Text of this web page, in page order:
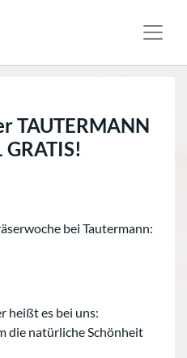
TAUTERMANN
bei Tautermann:
heißt es bei uns:
die natürliche Schönheit